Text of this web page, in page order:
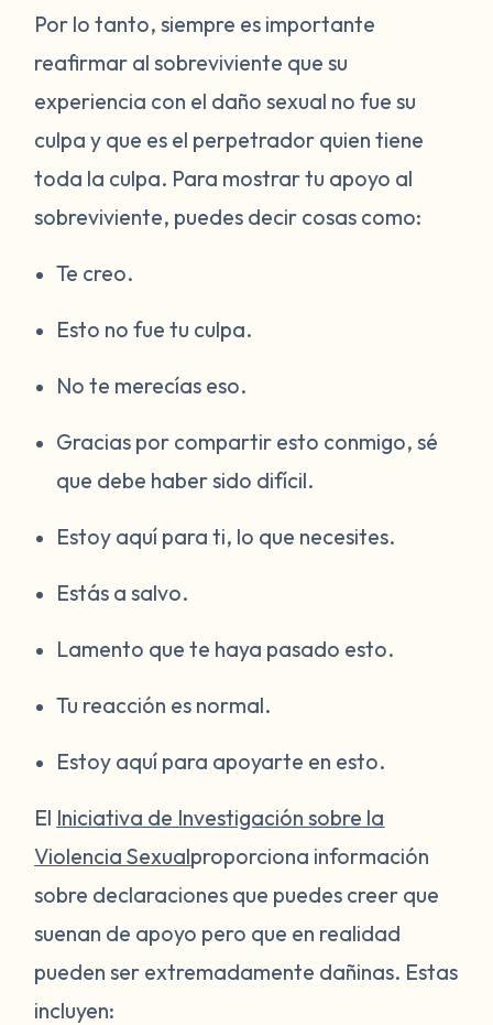
Por lo tanto, siempre es importante
reafirmar al sobreviviente que su
experiencia con el daño sexual no fue su
culpa y que es el perpetrador quien tiene
toda la culpa. Para mostrar tu apoyo al
sobreviviente, puedes decir cosas como:
Te creo.
Esto no fue tu culpa.
No te merecías eso.
Gracias por compartir esto conmigo, sé
que debe haber sido difícil.
Estoy aquí para ti, lo que necesites.
Estás a salvo.
Lamento que te haya pasado esto.
Tu reacción es normal.
Estoy aquí para apoyarte en esto.
El Iniciativa de Investigación sobre la
Violencia Sexualproporciona información
sobre declaraciones que puedes creer que
suenan de apoyo pero que en realidad
pueden ser extremadamente dañinas. Estas
incluyen: